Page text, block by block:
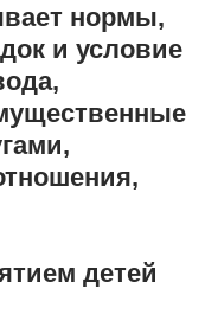
нормы,
и условие
детей